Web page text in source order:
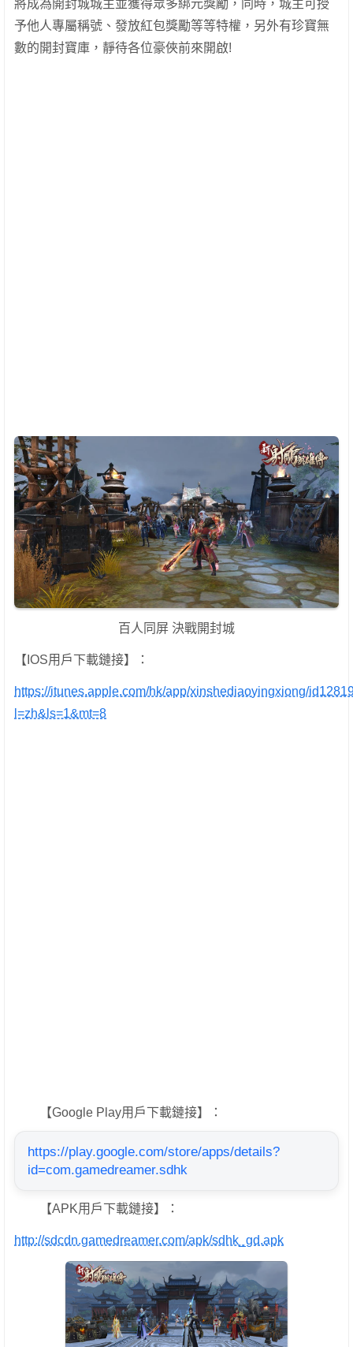
將成為開封城城主並獲得眾多綁元獎勵，同時，城主可授
予他人專屬稱號、發放紅包獎勵等等特權，另外有珍寶無
數的開封寶庫，靜待各位豪俠前來開啟!
百人同屏 決戰開封城
【IOS用戶下載鏈接】：
https://itunes.apple.com/hk/app/xinshediaoyingxiong/
l=zh&ls=1&mt=8
【Google Play用戶下載鏈接】：
https://play.google.com/store/apps/details?
id=com.gamedreamer.sdhk
【APK用戶下載鏈接】：
http://sdcdn.gamedreamer.com/apk/sdhk_gd.apk